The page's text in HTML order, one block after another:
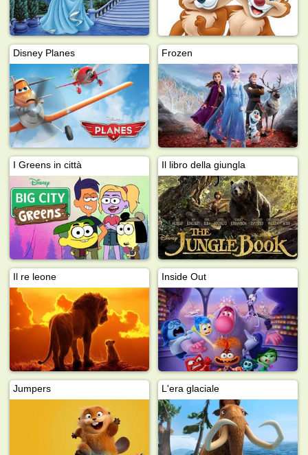
Disney Planes Frozen
I Greens in città Il libro della giungla
Il re leone Inside Out
Jumpers L'era glaciale